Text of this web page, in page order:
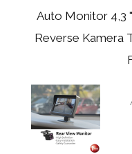
Auto Monitor 4,3
Reverse Kamera